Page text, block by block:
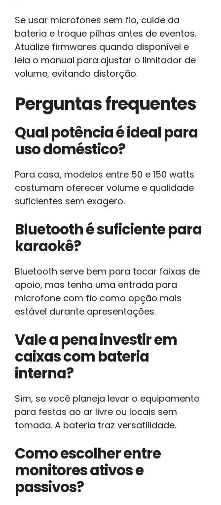
Se usar microfones sem fio, cuide da
bateria e troque pilhas antes de eventos.
Atualize firmwares quando disponível e
leia o manual para ajustar o limitador de
volume, evitando distorção.
Perguntas frequentes
Qual potência é ideal para
uso doméstico?
Para casa, modelos entre 50 e 150 watts
costumam oferecer volume e qualidade
suficientes sem exagero.
Bluetooth é suficiente para
karaokê?
Bluetooth serve bem para tocar faixas de
apoio, mas tenha uma entrada para
microfone com fio como opção mais
estável durante apresentações.
Vale a pena investir em
caixas com bateria
interna?
Sim, se você planeja levar o equipamento
para festas ao ar livre ou locais sem
tomada. A bateria traz versatilidade.
Como escolher entre
monitores ativos e
passivos?